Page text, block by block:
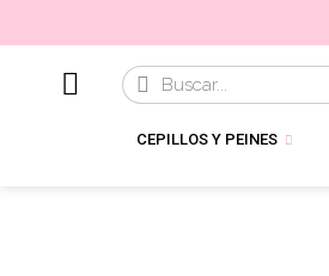
CEPILLOS Y PEINES